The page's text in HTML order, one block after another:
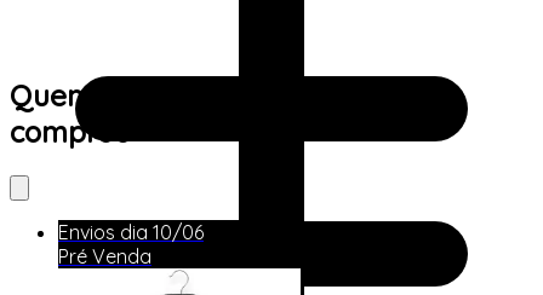
Quem viu este produto também
comprou